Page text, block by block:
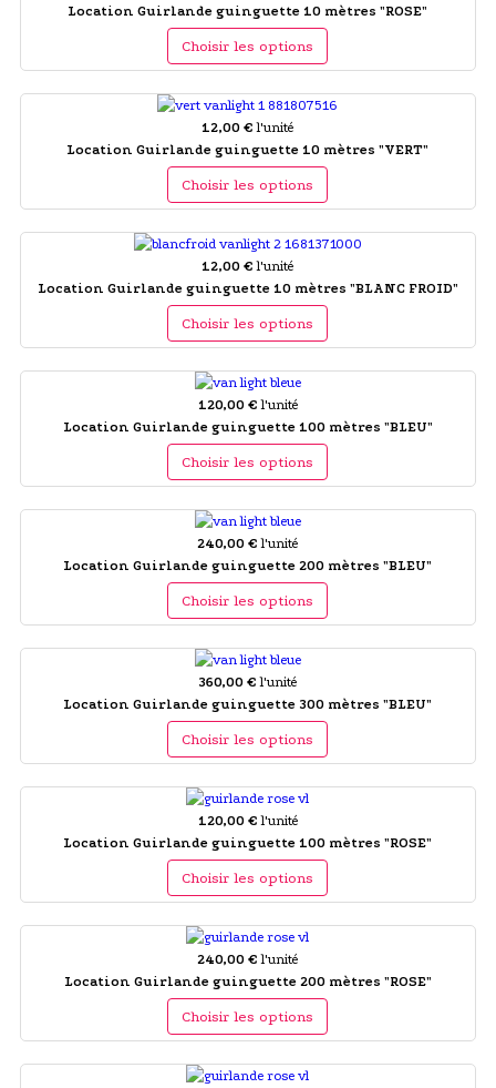
Location Guirlande guinguette 10 mètres "ROSE"
Choisir les options
12,00 € l'unité
Location Guirlande guinguette 10 mètres "VERT"
Choisir les options
12,00 € l'unité
Location Guirlande guinguette 10 mètres "BLANC FROID"
Choisir les options
120,00 € l'unité
Location Guirlande guinguette 100 mètres "BLEU"
Choisir les options
240,00 € l'unité
Location Guirlande guinguette 200 mètres "BLEU"
Choisir les options
360,00 € l'unité
Location Guirlande guinguette 300 mètres "BLEU"
Choisir les options
120,00 € l'unité
Location Guirlande guinguette 100 mètres "ROSE"
Choisir les options
240,00 € l'unité
Location Guirlande guinguette 200 mètres "ROSE"
Choisir les options